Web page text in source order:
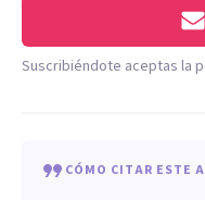
Suscribiéndote aceptas la
CÓMO CITAR ESTE